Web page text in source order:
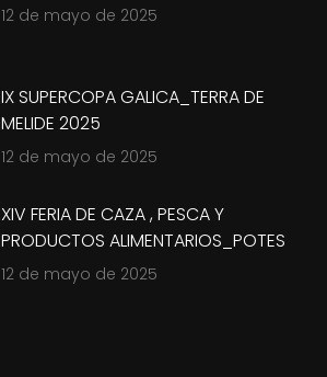
12 de mayo de 2025
IX SUPERCOPA GALICA_TERRA DE
MELIDE 2025
12 de mayo de 2025
XIV FERIA DE CAZA , PESCA Y
PRODUCTOS ALIMENTARIOS_POTES
2025
12 de mayo de 2025